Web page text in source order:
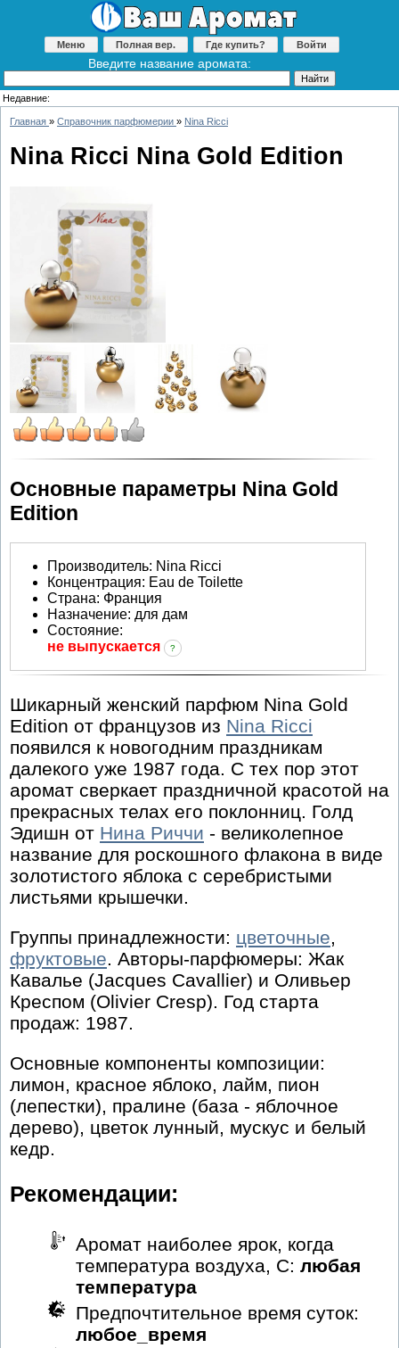
Меню Полная вер. Где купить? Войти
Введите название аромата:
Недавние:
Главная » Справочник парфюмерии » Nina Ricci
Nina Ricci Nina Gold Edition
Основные параметры Nina Gold
Edition
Производитель: Nina Ricci
Концентрация: Eau de Toilette
Страна: Франция
Назначение: для дам
Состояние:
не выпускается
?
Шикарный женский парфюм Nina Gold
Edition от французов из Nina Ricci
появился к новогодним праздникам
далекого уже 1987 года. С тех пор этот
аромат сверкает праздничной красотой на
прекрасных телах его поклонниц. Голд
Эдишн от Нина Риччи - великолепное
название для роскошного флакона в виде
золотистого яблока с серебристыми
листьями крышечки.
Группы принадлежности: цветочные,
фруктовые. Авторы-парфюмеры: Жак
Кавалье (Jacques Cavallier) и Оливьер
Креспом (Olivier Cresp). Год старта
продаж: 1987.
Основные компоненты композиции:
лимон, красное яблоко, лайм, пион
(лепестки), пралине (база - яблочное
дерево), цветок лунный, мускус и белый
кедр.
Рекомендации:
Аромат наиболее ярок, когда
температура воздуха, С: любая
температура
Предпочтительное время суток:
любое_время